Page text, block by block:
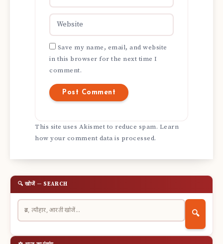
Save my name, email, and website
in this browser for the next time I
comment.
This site uses Akismet to reduce spam. Learn
how your comment data is processed.
🔍 खोजें — SEARCH
🔍